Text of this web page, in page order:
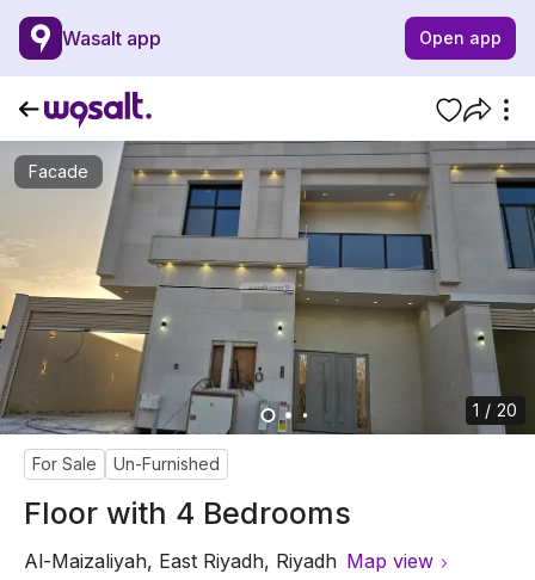
Wasalt app Open app
Facade
1 / 20
For Sale Un-Furnished
Floor with 4 Bedrooms
Al-Maizaliyah, East Riyadh, Riyadh Map view